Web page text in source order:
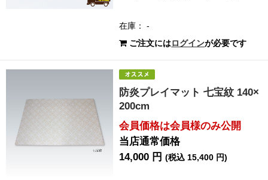
在庫： -
ご注文にはログインが必要です
防炎プレイマット 七宝紋 140×
200cm
会員価格は会員様のみ公開
当店通常価格
14,000 円(税込 15,400 円)